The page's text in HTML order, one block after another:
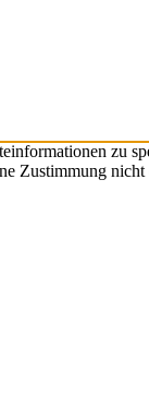
zu
Zustimmung